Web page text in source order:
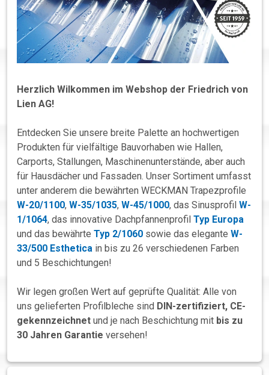
Herzlich Wilkommen im Webshop der Friedrich von
Lien AG!
Entdecken Sie unsere breite Palette an hochwertigen
Produkten für vielfältige Bauvorhaben wie Hallen,
Carports, Stallungen, Maschinenunterstände, aber auch
für Hausdächer und Fassaden. Unser Sortiment umfasst
unter anderem die bewährten WECKMAN Trapezprofile
W-20/1100, W-35/1035, W-45/1000, das Sinusprofil W-
1/1064, das innovative Dachpfannenprofil Typ Europa
und das bewährte Typ 2/1060 sowie das elegante W-
33/500 Esthetica in bis zu 26 verschiedenen Farben
und 5 Beschichtungen!
Wir legen großen Wert auf geprüfte Qualität: Alle von
uns gelieferten Profilbleche sind DIN-zertifiziert, CE-
gekennzeichnet und je nach Beschichtung mit bis zu
30 Jahren Garantie versehen!